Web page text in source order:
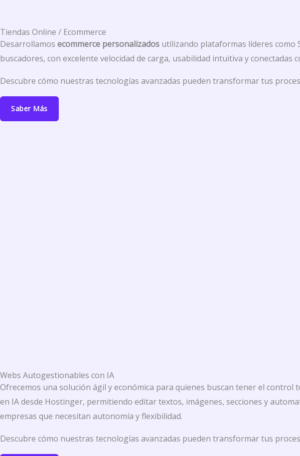
Tiendas Online / Ecommerce
Desarrollamos ecommerce personalizados utilizando plataformas líderes como
buscadores, con excelente velocidad de carga, usabilidad intuitiva y
Descubre cómo nuestras tecnologías avanzadas pueden transformar tus
Saber Más
Webs Autogestionables con IA
Ofrecemos una solución ágil y económica para quienes buscan tener el
en IA desde Hostinger, permitiendo editar textos, imágenes, secciones y
empresas que necesitan autonomía y flexibilidad.
Descubre cómo nuestras tecnologías avanzadas pueden transformar tus